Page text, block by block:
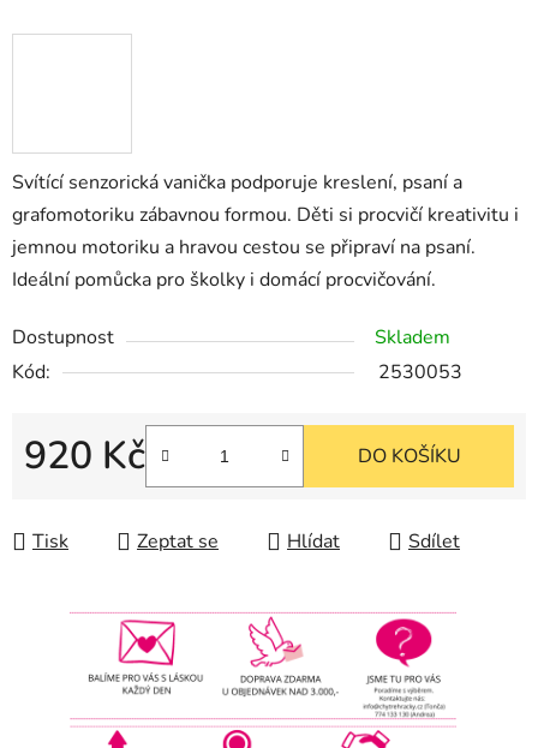
Svítící senzorická vanička podporuje kreslení, psaní a
grafomotoriku zábavnou formou. Děti si procvičí kreativitu i
jemnou motoriku a hravou cestou se připraví na psaní.
Ideální pomůcka pro školky i domácí procvičování.
Dostupnost
Skladem
Kód:
2530053
920 Kč DO KOŠÍKU
Tisk Zeptat se Hlídat Sdílet